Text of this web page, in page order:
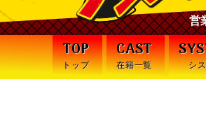
営
TOP
トップ
CAST
在籍一覧 シ